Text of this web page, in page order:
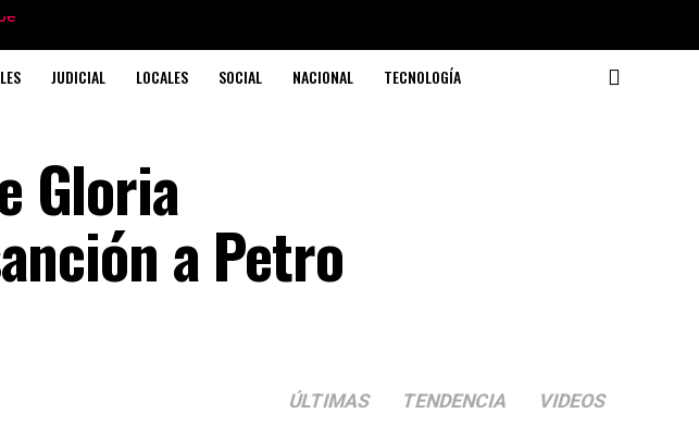
JUDICIAL LOCALES SOCIAL NACIONAL TECNOLOGÍA
Gloria
a Petro
ÚLTIMAS TENDENCIA VIDEOS